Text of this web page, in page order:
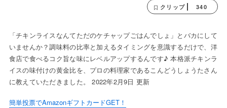
クリップ 340
「チキンライスなんてただのケチャップごはんでしょ」とバカにして
いませんか？調味料の比率と加えるタイミングを意識するだけで、洋
食店で食べるコク旨な味にレベルアップするんです♪ 本格派チキンラ
イスの味付けの黄金比を、プロの料理家であるこんどうしょうたさん
に教えていただきました。 2022年2月9日 更新
簡単投票でAmazonギフトカードGET！